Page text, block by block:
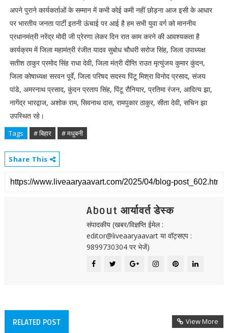
अपने पुराने कार्यकर्ताओं के सम्मान में कभी कोई कमी नहीं छोड़ना आज इसी के आधार
पर भारतीय जनता पार्टी इतनी ऊंचाई पर आई है हम सभी युवा वर्ग को माननीय
प्रधानमंत्री नरेंद्र मोदी जी प्रेरणा लेकर दिन रात काम करने की आवश्यकता है
कार्यक्रम में जिला महामंत्री रंजीत यादव सुबोध चौधरी सरोज सिंह, जिला उपाध्यक्ष
सतीश ठाकुर प्रमोद सिंह राधा देवी, जिला मंत्री दीप्ति राउत मृत्युंजय कुमार कुंदन,
जिला कोषाध्यक्ष सरवन पूर्वे, जिला परिषद सदस्य पिंटू मिश्रा विनोद प्रसाद, संजय
पांडे, अमरनाथ प्रसाद, कुंदन प्रताप सिंह, पिंटू रौनियार, प्रतिमा रंजन, आदित्य झा,
नागेंद्र भारद्वाज, अशोक राम, सिवनाथ दास, रामपुकार ठाकुर, सीता देवी, सचिन झा
उपस्थित रहे।
Tags # बिहार # मधुबनी
Share This
About आर्यावर्त डेस्क
संपादकीय (खबर/विज्ञप्ति ईमेल :
editor@liveaaryaavart या वॉट्सएप :
9899730304 पर भेजें)
RELATED POST View More